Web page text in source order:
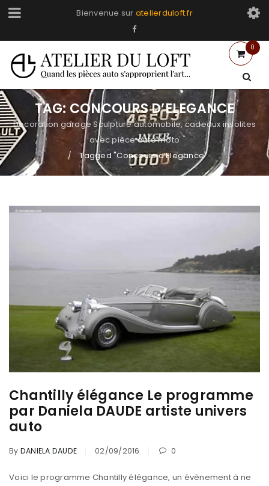
Bienvenue sur atelierduloft.fr
0
TAG: CONCOURS D’ELEGANCE
Decoration garage Sculpture automobile, cadeaux insolites
avec pièce auto moto
/ Tagged "Concours d’Elegance"
Chantilly élégance Le programme
par Daniela DAUDE artiste univers
auto
By DANIELA DAUDE 02/09/2016 0
Voici le programme Chantilly élégance, un évènement à ne